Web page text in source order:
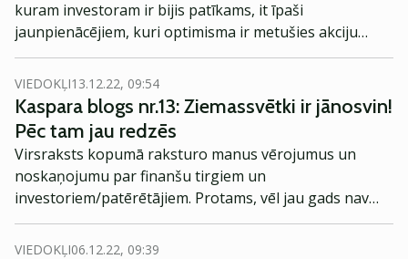
kuram investoram ir bijis patīkams, it īpaši
jaunpienācējiem, kuri optimisma ir metušies akciju
tirgos. Skaidrs ir tas, ka nākamais gads nesīs jaunas
iespējas. Tiesa, tās var nebūt nemaz tik acīmredzamas
un citreiz pat maldīgi nepatīkamas.
VIEDOKĻI13.12.22, 09:54
Kaspara blogs nr.13: Ziemassvētki ir jānosvin!
Pēc tam jau redzēs
Virsraksts kopumā raksturo manus vērojumus un
noskaņojumu par finanšu tirgiem un
investoriem/patērētājiem. Protams, vēl jau gads nav
izskanējis, vēl priekšā ir gandrīz 3 nedēļas un 3 nedēļas
finanšu tirgiem nav īss periods.
VIEDOKĻI06.12.22, 09:39